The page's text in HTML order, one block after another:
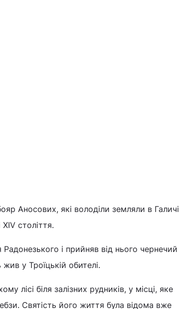
Аносових, які володіли земляли в Галичі
століття.
і прийняв від нього чернечий
у Троїцькій обителі.
лісі біля залізних рудників, у місці, яке
Святість його життя була відома вже